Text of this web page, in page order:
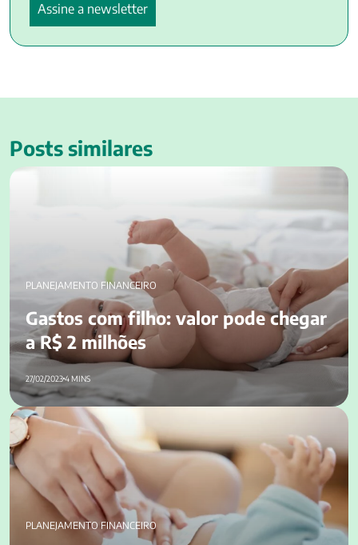
Posts similares
Gastos com filho: valor pode chegar a R$ 2 milhões
PLANEJAMENTO FINANCEIRO
Gastos com filho: valor pode chegar
a R$ 2 milhões
27/02/20234 MINS
Calculadora de fraldas: use a ferramenta para fazer a conta
PLANEJAMENTO FINANCEIRO